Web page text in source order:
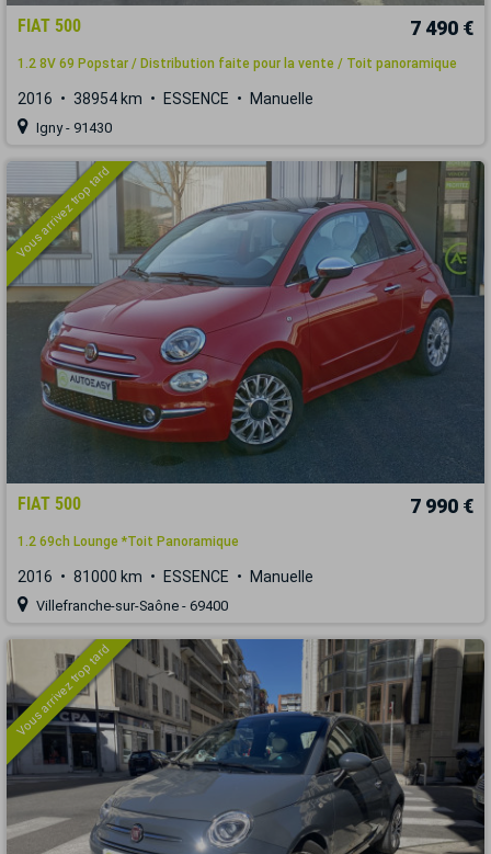
FIAT 500 7 490 €
1.2 8V 69 Popstar / Distribution faite pour la vente / Toit panoramique
2016 38954 km ESSENCE Manuelle
Igny - 91430
Vous arrivez trop tard
FIAT 500 7 990 €
1.2 69ch Lounge *Toit Panoramique
2016 81000 km ESSENCE Manuelle
Villefranche-sur-Saône - 69400
Vous arrivez trop tard